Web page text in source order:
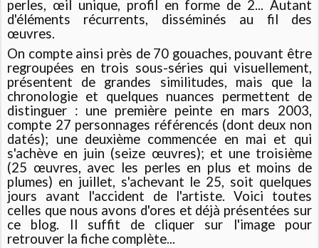
perles, œil unique, profil en forme de 2... Autant
d'éléments récurrents, disséminés au fil des
œuvres.
On compte ainsi près de 70 gouaches, pouvant être
regroupées en trois sous-séries qui visuellement,
présentent de grandes similitudes, mais que la
chronologie et quelques nuances permettent de
distinguer : une première peinte en mars 2003,
compte 27 personnages référencés (dont deux non
datés); une deuxième commencée en mai et qui
s'achève en juin (seize œuvres); et une troisième
(25 œuvres, avec les perles en plus et moins de
plumes) en juillet, s'achevant le 25, soit quelques
jours avant l'accident de l'artiste. Voici toutes
celles que nous avons d'ores et déjà présentées sur
ce blog. Il suffit de cliquer sur l'image pour
retrouver la fiche complète...